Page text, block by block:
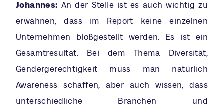
Johannes: An der Stelle ist es auch wichtig zu
erwähnen, dass im Report keine einzelnen
Unternehmen bloßgestellt werden. Es ist ein
Gesamtresultat. Bei dem Thema Diversität,
Gendergerechtigkeit muss man natürlich
Awareness schaffen, aber auch wissen, dass
unterschiedliche Branchen und